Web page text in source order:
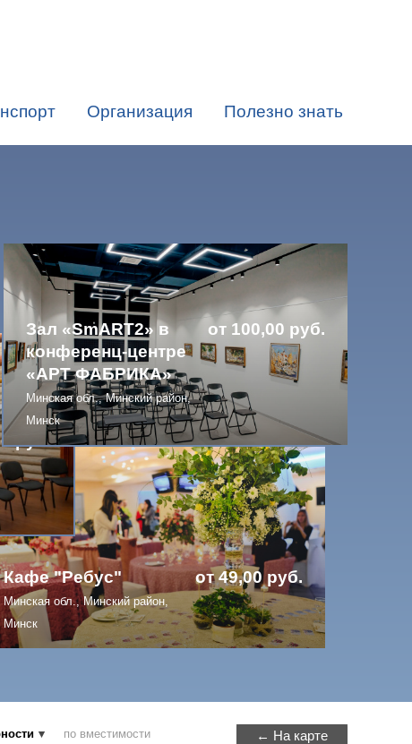
Организация Полезно знать
Зал «SmART2» в
конференц-центре
«АРТ ФАБРИКА»
Минская обл., Минский район,
Минск
от 100,00 руб.
руб.
Кафе "Ребус"
Минская обл., Минский район,
Минск
от 49,00 руб.
по вместимости
← На карте